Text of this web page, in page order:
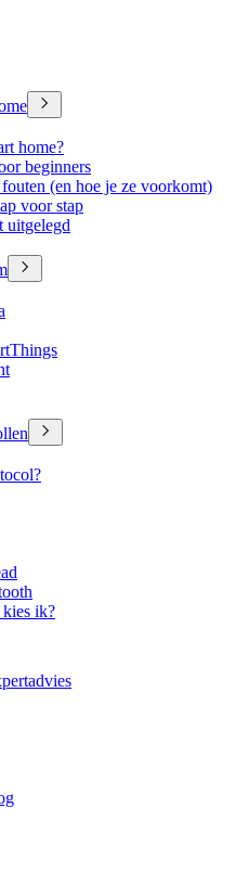
home?
beginners
(en hoe je ze voorkomt)
voor stap
uitgelegd
ik?